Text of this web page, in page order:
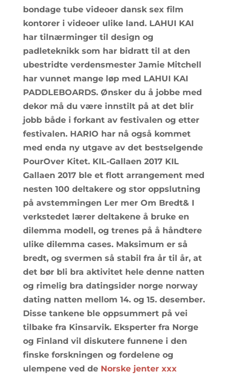
bondage tube videoer dansk sex film
kontorer i videoer ulike land. LAHUI KAI
har tilnærminger til design og
padleteknikk som har bidratt til at den
ubestridte verdensmester Jamie Mitchell
har vunnet mange løp med LAHUI KAI
PADDLEBOARDS. Ønsker du å jobbe med
dekor må du være innstilt på at det blir
jobb både i forkant av festivalen og etter
festivalen. HARIO har nå også kommet
med enda ny utgave av det bestselgende
PourOver Kitet. KIL-Gallaen 2017 KIL
Gallaen 2017 ble et flott arrangement med
nesten 100 deltakere og stor oppslutning
på avstemmingen Ler mer Om Bredt& I
verkstedet lærer deltakene å bruke en
dilemma modell, og trenes på å håndtere
ulike dilemma cases. Maksimum er så
bredt, og svermen så stabil fra år til år, at
det bør bli bra aktivitet hele denne natten
og rimelig bra datingsider norge norway
dating natten mellom 14. og 15. desember.
Disse tankene ble oppsummert på vei
tilbake fra Kinsarvik. Eksperter fra Norge
og Finland vil diskutere funnene i den
finske forskningen og fordelene og
ulempene ved de Norske jenter xxx